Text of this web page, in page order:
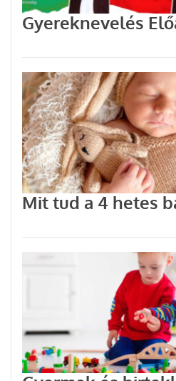
Gyereknevelés
Mit tud a 4 hetes